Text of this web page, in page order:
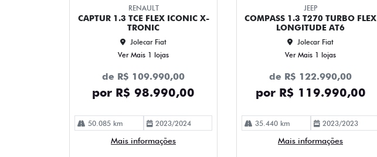
RENAULT
CAPTUR 1.3 TCE FLEX ICONIC X-
TRONIC
Jolecar Fiat
Ver Mais 1 lojas
de R$ 109.990,00
por R$ 98.990,00
50.085 km 2023/2024
Mais informações
JEEP
COMPASS 1.3 T270 TURBO FLEX
LONGITUDE AT6
Jolecar Fiat
Ver Mais 1 lojas
de R$ 122.990,00
por R$ 119.990,00
35.440 km 2023/2023
Mais informações